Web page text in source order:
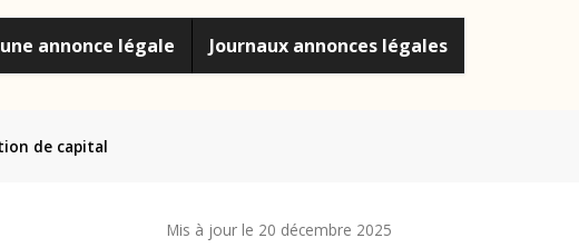
annonce légale Journaux annonces légales
de capital
Mis à jour le 20 décembre 2025